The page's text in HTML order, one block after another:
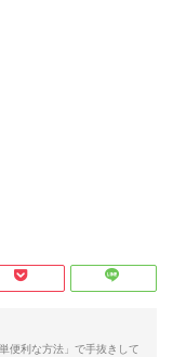
便利な方法」で手抜きして